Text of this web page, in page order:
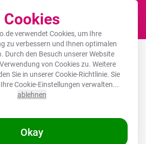
Cookies
verwendet Cookies, um Ihre
zu verbessern und Ihnen optimalen
Durch den Besuch unserer Website
von Cookies zu. Weitere
Sie in unsererCookie-Richtlinie. Sie
Cookie-Einstellungen verwalten...
ablehnen
Okay
- Dreiecke - Bunt -
🌞 SOMMERDEALS